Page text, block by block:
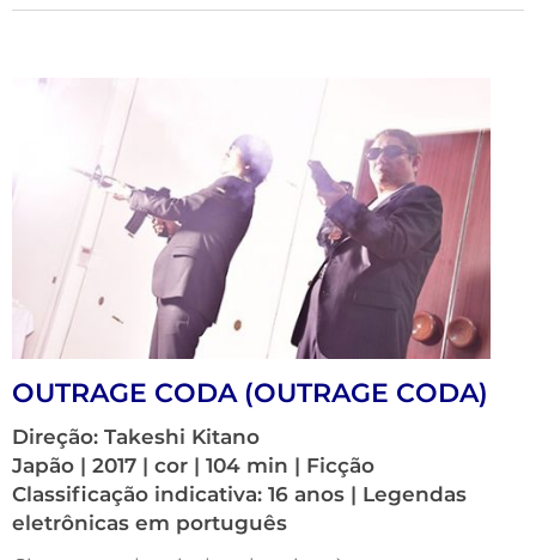
OUTRAGE CODA (OUTRAGE CODA)
Direção: Takeshi Kitano
Japão | 2017 | cor | 104 min | Ficção
Classificação indicativa: 16 anos | Legendas
eletrônicas em português